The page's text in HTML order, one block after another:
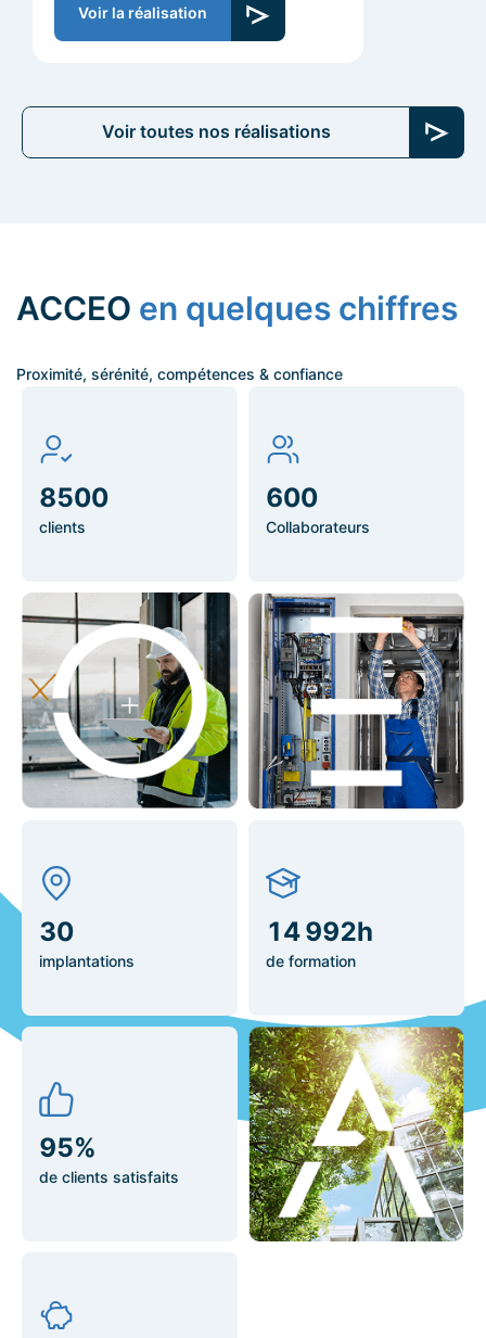
Voir la réalisation
Voir toutes nos réalisations
ACCEO en quelques chiffres
Proximité, sérénité, compétences & confiance
8500
clients
600
Collaborateurs
31
implantations
15 000 h
de formation
96 %
de clients satisfaits